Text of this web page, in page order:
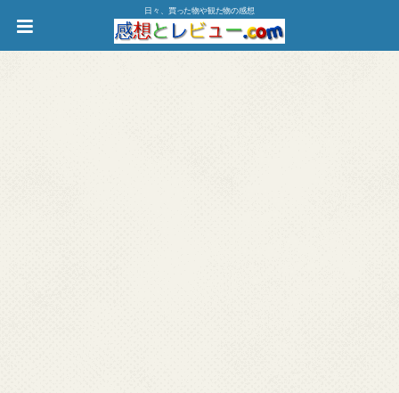
日々、買った物や観た物の感想